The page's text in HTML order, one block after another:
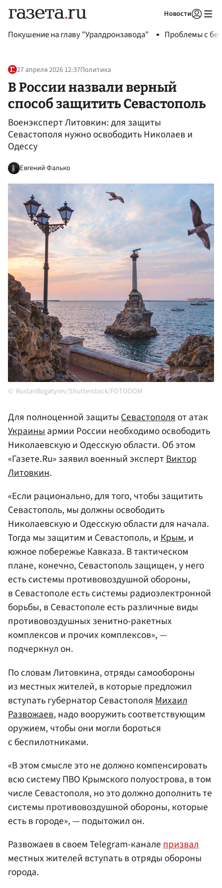
Новости
Покушение на главу "Уралдронзавода" Проблемы с
27 апреля 2026 12:37Политика
В России назвали верный
способ защитить Севастополь
Военэксперт Литовкин: для защиты
Севастополя нужно освободить Николаев и
Одессу
Евгений Фалько
RuslanBogatyrev/Shutterstock/FOTODOM
Для полноценной защитыСевастополяот атак
Украиныармии России необходимо освободить
Николаевскую и Одесскую области. Об этом
«Газете.Ru» заявил военный экспертВиктор
Литовкин.
«Если рационально, для того, чтобы защитить
Севастополь, мы должны освободить
Николаевскую и Одесскую области для начала.
Тогда мы защитим и Севастополь, иКрым, и
южное побережье Кавказа. В тактическом
плане, конечно, Севастополь защищен, у него
есть системы противовоздушной обороны,
в Севастополе есть системы радиоэлектронной
борьбы, в Севастополе есть различные виды
противовоздушных зенитно-ракетных
комплексов и прочих комплексов», —
подчеркнул он.
По словам Литовкина, отряды самообороны
из местных жителей, в которые предложил
вступать губернатор Севастополя Михаил
Развожаев, надо вооружить соответствующим
оружием, чтобы они могли бороться
с беспилотниками.
«В этом смысле это не должно компенсировать
всю систему ПВО Крымского полуострова, в том
числе Севастополя, но это должно дополнить те
системы противовоздушной обороны, которые
есть в городе», — подытожил он.
Развожаев в своем Telegram-каналепризвал
местных жителей вступать в отряды обороны
города.